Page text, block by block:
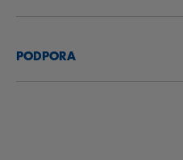
PODPORA